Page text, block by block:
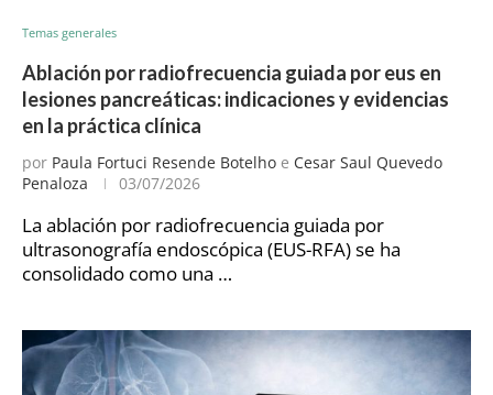
Temas generales
Ablación por radiofrecuencia guiada por eus en
lesiones pancreáticas: indicaciones y evidencias
en la práctica clínica
por Paula Fortuci Resende Botelho e Cesar Saul Quevedo
Penaloza
03/07/2026
La ablación por radiofrecuencia guiada por
ultrasonografía endoscópica (EUS-RFA) se ha
consolidado como una …